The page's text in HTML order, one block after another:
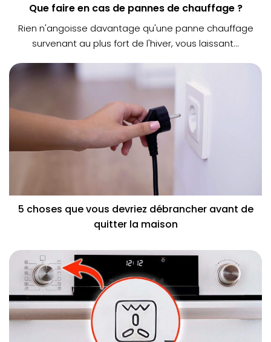
Que faire en cas de pannes de chauffage ?
Rien n'angoisse davantage qu'une panne chauffage
survenant au plus fort de l'hiver, vous laissant...
5 choses que vous devriez débrancher avant de
quitter la maison